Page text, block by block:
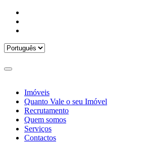
Imóveis
Quanto Vale o seu Imóvel
Recrutamento
Quem somos
Serviços
Contactos